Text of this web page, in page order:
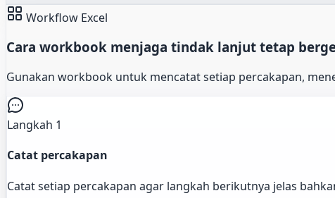
Workflow Excel
Cara workbook menjaga tindak lanjut tetap
Gunakan workbook untuk mencatat setiap percakapan,
Langkah 1
Catat percakapan
Catat setiap percakapan agar langkah berikutnya jelas